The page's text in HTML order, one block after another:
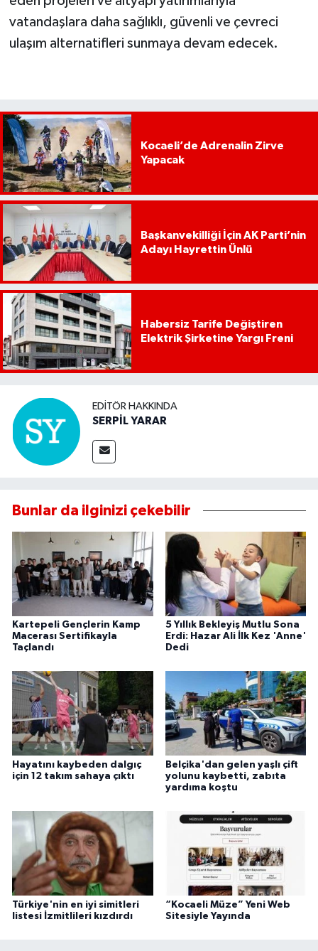
vatandaşlara daha sağlıklı, güvenli ve çevreci
ulaşım alternatifleri sunmaya devam edecek.
Kocaeli’de Adrenalin Zirve
Yapacak
Başkanvekilliği İçin AK Parti’nin
Adayı Hayrettin Ünlü
Habersiz Tarife Değiştiren
Elektrik Şirketine Yargı Freni
EDITÖR HAKKINDA
SERPİL YARAR
Bunlar da ilginizi çekebilir
Kartepeli Gençlerin Kamp
Macerası Sertifikayla
Taçlandı
5 Yıllık Bekleyiş Mutlu Sona
Erdi: Hazar Ali İlk Kez 'Anne'
Dedi
Hayatını kaybeden dalgıç
için 12 takım sahaya çıktı
Belçika'dan gelen yaşlı çift
yolunu kaybetti, zabıta
yardıma koştu
Türkiye'nin en iyi simitleri
listesi İzmitlileri kızdırdı
“Kocaeli Müze” Yeni Web
Sitesiyle Yayında